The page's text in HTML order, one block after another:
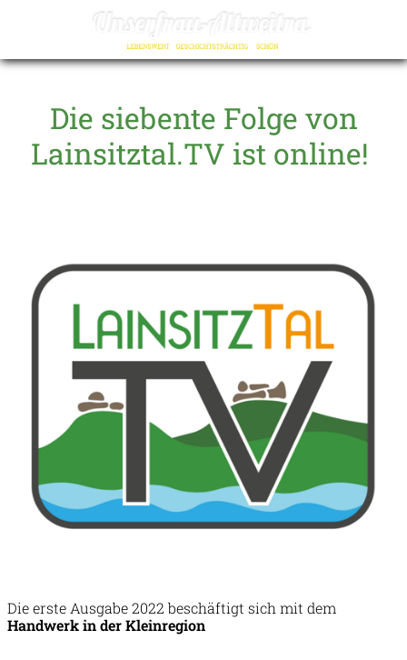
Die siebente Folge von
Lainsitztal.TV ist online!
Die erste Ausgabe 2022 beschäftigt sich mit dem
Handwerk in der Kleinregion